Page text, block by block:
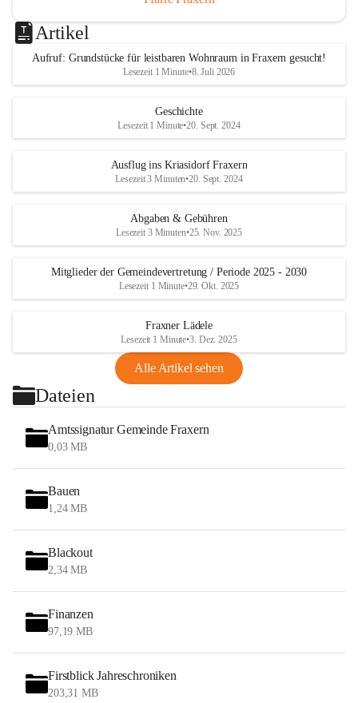
Artikel
Aufruf: Grundstücke für leistbaren Wohnraum in Fraxern gesucht!
Lesezeit 1 Minute•8. Juli 2026
Geschichte
Lesezeit 1 Minute•20. Sept. 2024
Ausflug ins Kriasidorf Fraxern
Lesezeit 3 Minuten•20. Sept. 2024
Abgaben & Gebühren
Lesezeit 3 Minuten•25. Nov. 2025
Mitglieder der Gemeindevertretung / Periode 2025 - 2030
Lesezeit 1 Minute•29. Okt. 2025
Fraxner Lädele
Lesezeit 1 Minute•3. Dez. 2025
Alle Artikel sehen
Dateien
Amtssignatur Gemeinde Fraxern
0,03 MB
Bauen
1,24 MB
Blackout
2,34 MB
Finanzen
97,19 MB
Firstblick Jahreschroniken
203,31 MB